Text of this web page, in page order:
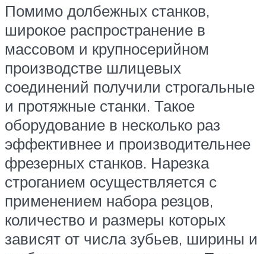
Помимо долбежных станков,
широкое распространение в
массовом и крупносерийном
производстве шлицевых
соединений получили строгальные
и протяжные станки. Такое
оборудование в несколько раз
эффективнее и производительнее
фрезерных станков. Нарезка
строганием осуществляется с
применением набора резцов,
количество и размеры которых
зависят от числа зубьев, ширины и